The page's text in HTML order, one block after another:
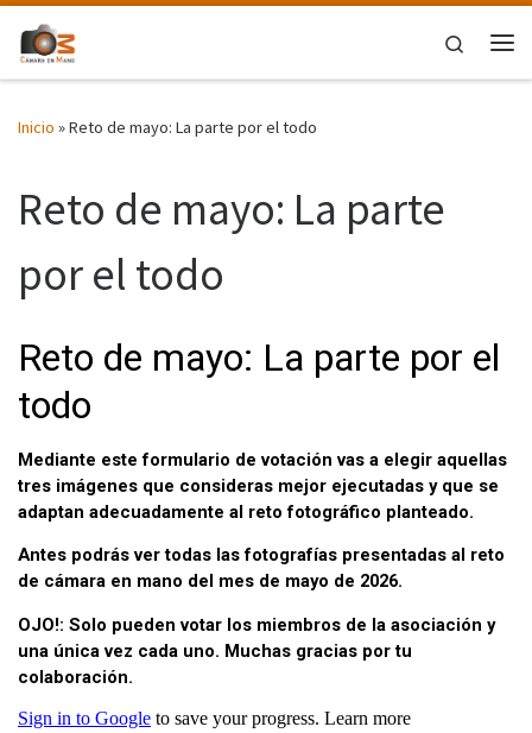
Saltar al contenido
Search
Inicio »Reto de mayo: La parte por el todo
Reto de mayo: La parte
por el todo